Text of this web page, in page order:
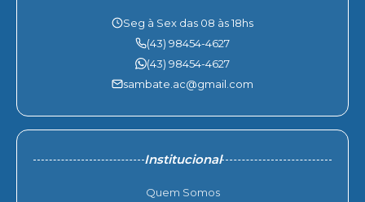
Seg à Sex das 08 às 18hs
(43) 98454-4627
(43) 98454-4627
sambate.ac@gmail.com
Institucional
Quem Somos